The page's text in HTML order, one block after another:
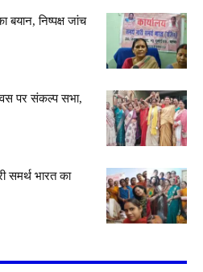
बयान, निष्पक्ष जांच
पर संकल्प सभा,
समर्थ भारत का